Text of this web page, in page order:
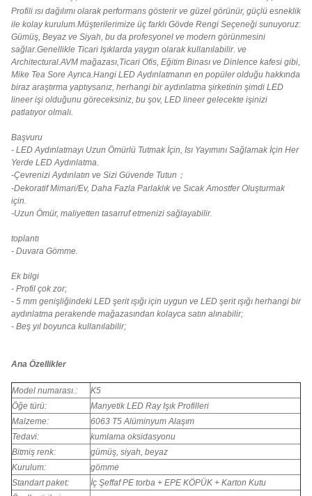
Profili ısı dağılımı olarak performans gösterir ve güzel görünür, güçlü esneklik
ile kolay kurulum.Müşterilerimize üç farklı Gövde Rengi Seçeneği sunuyoruz:
Gümüş, Beyaz ve Siyah, bu da profesyonel ve modern görünmesini
sağlar.Genellikle Ticari Işıklarda yaygın olarak kullanılabilir. ve
Architectural.AVM mağazası,Ticari Ofis, Eğitim Binası ve Dinlence kafesi gibi,
Mike Tea Sore Ayrıca.Hangi LED Aydınlatmanın en popüler olduğu hakkında
biraz araştırma yaptıysanız, herhangi bir aydınlatma şirketinin şimdi LED
lineer işi olduğunu göreceksiniz, bu şov, LED lineer gelecekte işinizi
patlatıyor olmalı.
Başvuru
- LED Aydınlatmayı Uzun Ömürlü Tutmak İçin, Isı Yayımını Sağlamak İçin Her
Yerde LED Aydınlatma.
-Çevrenizi Aydınlatın ve Sizi Güvende Tutun；
-Dekoratif Mimari/Ev, Daha Fazla Parlaklık ve Sıcak Amostfer Oluşturmak
için.
-Uzun Ömür, maliyetten tasarruf etmenizi sağlayabilir.
toplantı
- Duvara Gömme.
Ek bilgi
- Profil çok zor;
- 5 mm genişliğindeki LED şerit ışığı için uygun ve LED şerit ışığı herhangi bir
aydınlatma perakende mağazasından kolayca satın alınabilir;
- Beş yıl boyunca kullanılabilir;
Ana Özellikler
Model numarası.:
K5
Öğe türü:
Manyetik LED Ray Işık Profilleri
Malzeme:
6063 T5 Alüminyum Alaşım
Tedavi:
kumlama oksidasyonu
Bitmiş renk:
gümüş, siyah, beyaz
Kurulum:
gömme
Standart paket:
İç Şeffaf PE torba + EPE KÖPÜK + Karton Kutu